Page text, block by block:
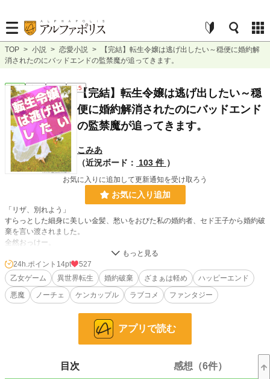
TOP > 小説 > 恋愛小説 >
【完結】転生令嬢は逃げ出したい～穏便に婚約解
消されたのにバッドエンドの監禁魔が追ってきます。
恋愛 完結 長編 R15【完結】転生令嬢は逃げ出したい～穏
便に婚約解消されたのにバッドエンド
の監禁魔が追ってきます。
こみあ
（近況ボード：
103 件 ）
お気に入りに追加して更新通知を受け取ろう
お気に入り追加
「リザ、別れよう」
すらっとした細身に美しい金髪、愁いをおびた私の婚約者、セド王子から婚約破
棄を言い渡されました。
全然おっけー。
だってこれは全部私が仕組んだことなのですもの。
これで当て馬追放→王室薬師に下げ渡され→監禁→ヤバい薬漬けの極悪バッドエ
ンドは、きっと回避できたはず。
あとはセドからたっぷり破談金せしめ……頂いて、買った薬局で毎日通ってくる
『血まみれ筋肉』……じゃなかったお客様たちを愛でて悠々自適に暮らすので
……と思ってたのに、なぜか監禁ルートの張本人、王室薬師カーティスがついて
の手にポロリと落ちるまでの、ケンカップル恋愛事情。
24h.ポイント 14pt
527
乙女ゲーム
異世界転生 婚約破棄 ざまぁは軽め
ハッピーエンド
悪魔
ノーチェ ケンカップル ラブコメ ファンタジー
アプリで読む
目次 感想（6件）